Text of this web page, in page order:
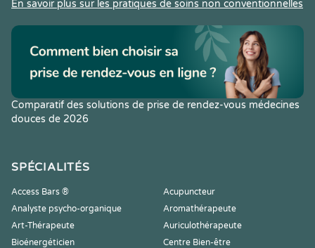
En savoir plus sur les pratiques de soins non conventionnelles
Comparatif des solutions de prise de rendez-vous médecines
douces de 2026
SPÉCIALITÉS
Access Bars ®
Acupuncteur
Analyste psycho-organique
Aromathérapeute
Art-Thérapeute
Auriculothérapeute
Bioénergéticien
Centre Bien-être